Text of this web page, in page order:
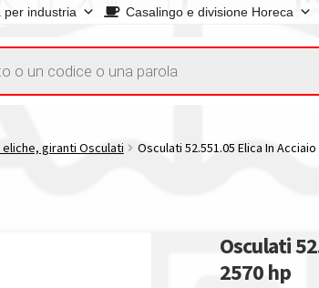
per industria
Casalingo e divisione Horeca
Condizioni generaliConfrontaConfrontaI nostri
le categorie dei prodottiWishlistCheckoutIl
giranti Osculati Osculati 52.551.05 Elica In
Osculati
2570 hp